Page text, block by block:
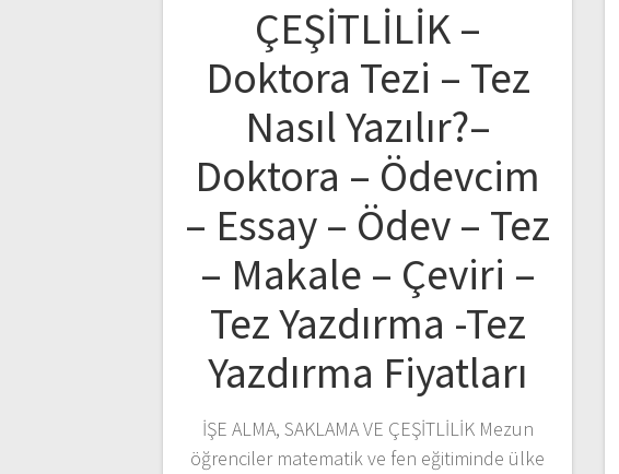
ÇEŞİTLİLİK –
Doktora Tezi – Tez
Nasıl Yazılır?–
Doktora – Ödevcim
– Essay – Ödev – Tez
– Makale – Çeviri –
Tez Yazdırma -Tez
Yazdırma Fiyatları
İŞE ALMA, SAKLAMA VE ÇEŞİTLİLİK Mezun
öğrenciler matematik ve fen eğitiminde ülke